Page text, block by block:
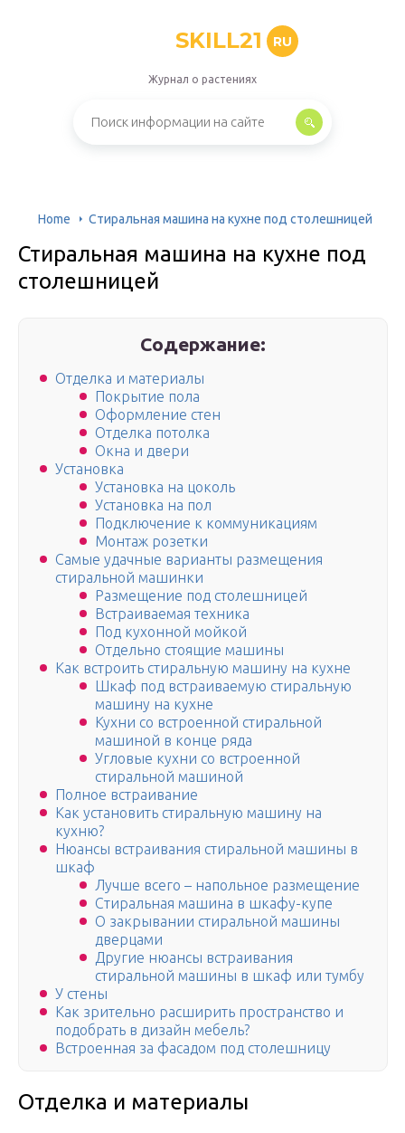
SKILL21 RU
Журнал о растениях
Home Стиральная машина на кухне под столешницей
Стиральная машина на кухне под
столешницей
Содержание:
Отделка и материалы
Покрытие пола
Оформление стен
Отделка потолка
Окна и двери
Установка
Установка на цоколь
Установка на пол
Подключение к коммуникациям
Монтаж розетки
Самые удачные варианты размещения
стиральной машинки
Размещение под столешницей
Встраиваемая техника
Под кухонной мойкой
Отдельно стоящие машины
Как встроить стиральную машину на кухне
Шкаф под встраиваемую стиральную
машину на кухне
Кухни со встроенной стиральной
машиной в конце ряда
Угловые кухни со встроенной
стиральной машиной
Полное встраивание
Как установить стиральную машину на
кухню?
Нюансы встраивания стиральной машины в
шкаф
Лучше всего – напольное размещение
Стиральная машина в шкафу-купе
О закрывании стиральной машины
дверцами
Другие нюансы встраивания
стиральной машины в шкаф или тумбу
У стены
Как зрительно расширить пространство и
подобрать в дизайн мебель?
Встроенная за фасадом под столешницу
Отделка и материалы